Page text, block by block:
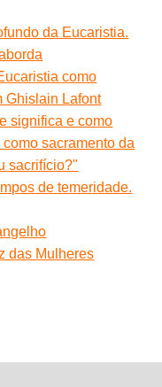
da Eucaristia.
como
Ghislain Lafont
significa e como
sacramento da
sacrifício?"
de temeridade.
das Mulheres